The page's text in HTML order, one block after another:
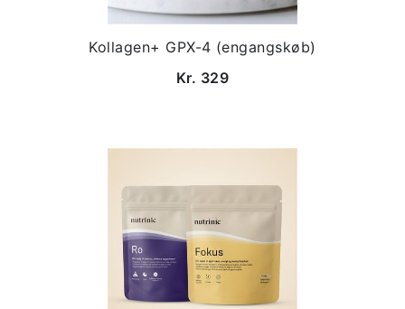
Kollagen+ GPX-4 (engangskøb)
Kr. 329